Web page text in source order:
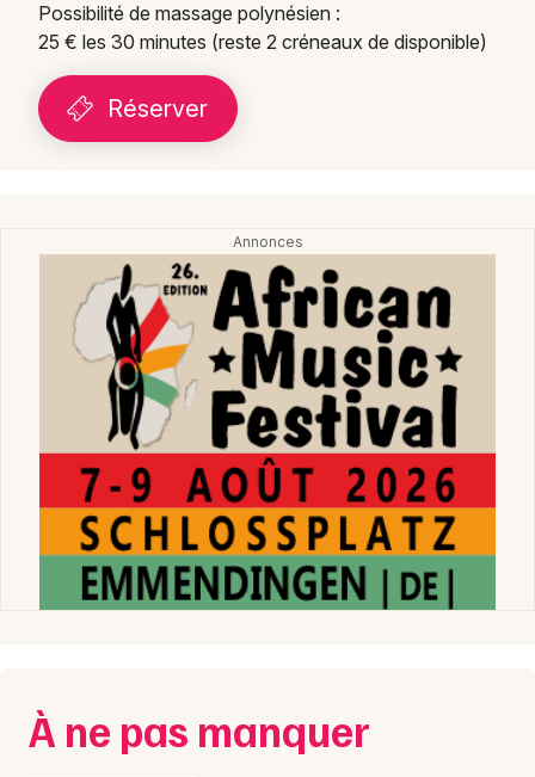
Je m'abonne
Possibilité de massage polynésien :
25 € les 30 minutes (reste 2 créneaux de disponible)
Réserver
À ne pas manquer